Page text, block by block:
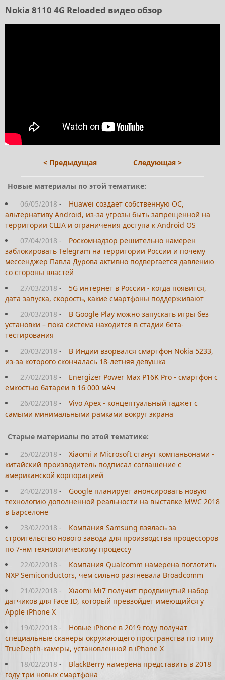
Nokia 8110 4G Reloaded видео обзор
< Предыдущая Следующая >
Новые материалы по этой тематике:
06/05/2018 -
Huawei создает собственную ОС,
альтернативу Android, из-за угрозы быть запрещенной на
территории США и ограничения доступа к Android OS
07/04/2018 -
Роскомнадзор решительно намерен
заблокировать Telegram на территории России и почему
мессенджер Павла Дурова активно подвергается давлению
со стороны властей
27/03/2018 -
5G интернет в России - когда появится,
дата запуска, скорость, какие смартфоны поддерживают
20/03/2018 -
В Google Play можно запускать игры без
установки – пока система находится в стадии бета-
тестирования
20/03/2018 -
В Индии взорвался смартфон Nokia 5233,
из-за которого скончалась 18-летняя девушка
27/02/2018 -
Energizer Power Max P16K Pro - смартфон с
емкостью батареи в 16 000 мАч
26/02/2018 -
Vivo Apex - концептуальный гаджет с
самыми минимальными рамками вокруг экрана
Старые материалы по этой тематике:
25/02/2018 -
Xiaomi и Microsoft станут компаньонами -
китайский производитель подписал соглашение с
американской корпорацией
24/02/2018 -
Google планирует анонсировать новую
технологию дополненной реальности на выставке MWC 2018
в Барселоне
23/02/2018 -
Компания Samsung взялась за
строительство нового завода для производства процессоров
по 7-нм технологическому процессу
22/02/2018 -
Компания Qualcomm намерена поглотить
NXP Semiconductors, чем сильно разгневала Broadcomm
21/02/2018 -
Xiaomi Mi7 получит продвинутый набор
датчиков для Face ID, который превзойдет имеющийся у
Apple iPhone X
19/02/2018 -
Новые iPhone в 2019 году получат
специальные сканеры окружающего пространства по типу
TrueDepth-камеры, установленной в iPhone X
18/02/2018 -
BlackBerry намерена представить в 2018
году три новых смартфона